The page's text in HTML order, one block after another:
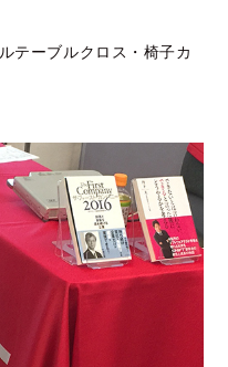
テーブルクロス・椅子カ